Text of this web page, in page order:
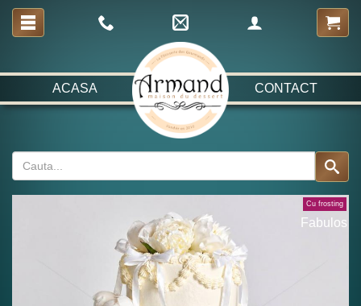
ACASA CONTACT
Cu frosting
Fabulos